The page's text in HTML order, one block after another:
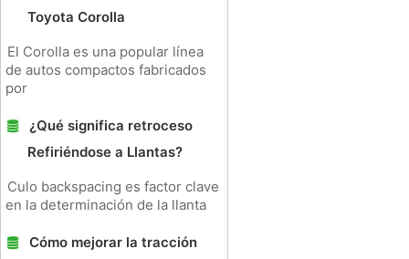
Toyota Corolla
El Corolla es una popular línea
de autos compactos fabricados
por
¿Qué significa retroceso
Refiriéndose a Llantas?
Culo backspacing es factor clave
en la determinación de la llanta
Cómo mejorar la tracción